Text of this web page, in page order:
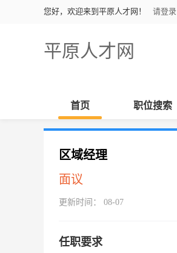
您好，欢迎来到平原人才网！ 请登录
平原人才网
首页 职位搜索
区域经理
面议
更新时间： 08-07
任职要求